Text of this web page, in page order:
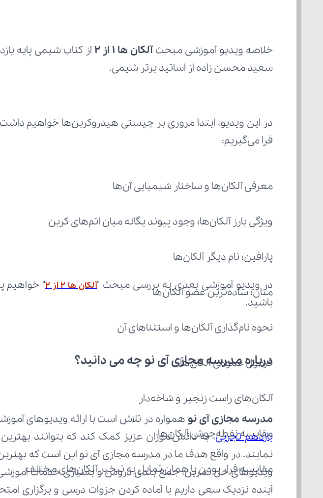
خلاصه ویدیو آموزشی مبحث آلکان ها 1 از 2
سعید محسن زاده از اساتید برتر شیمی.
فرا می‌گیریم:
معرفی آلکان‌ها و ساختار شیمیایی آن‌ها
ویژگی بارز آلکان‌ها؛ وجود پیوند یگانه میان اتم‌های کربن
پارافین؛ نام دیگر آلکان‌ها
متان؛ ساده‌ترین عضو آلکان‌ها
نحوه نام‌گذاری آلکان‌ها و استثناهای آن
فرمول عمومی آلکان‌ها
آلکان‌های راست زنجیر و شاخه‌دار
مقایسه نقطه‌جوش آلکان‌ها
مقایسه فرار بودن یا همان تمایل به تبخیر آلکان‌های مختلف
در ویدیو آموزشی بعدی به بررسی مبحث "آلکان ها 2 از 2
باشید.
درباره مدرسه مجازی آی نو چه می‌ دانید؟
مدرسه مجازی آی نو همواره در تلاش است با ارائه ویدیوهای آموزشی مبحث
یازدهم تجربی